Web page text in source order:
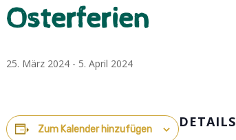
Osterferien
25. März 2024 - 5. April 2024
Zum Kalender hinzufügen DETAILS